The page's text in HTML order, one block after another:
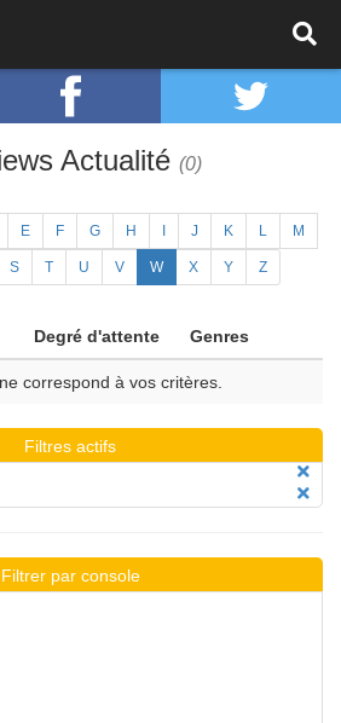
Actualité (0)
E F G H J K L M
S T U V W X Y Z
Degré d'attente Genres
correspond à vos critères.
Filtres actifs
Filtrer par console